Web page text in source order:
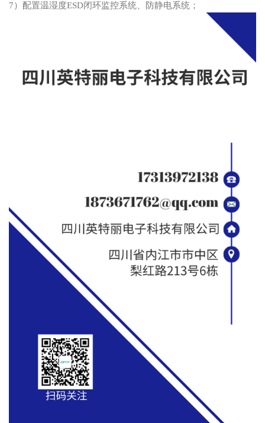
7）配置温湿度ESD闭环监控系统、防静电系统；